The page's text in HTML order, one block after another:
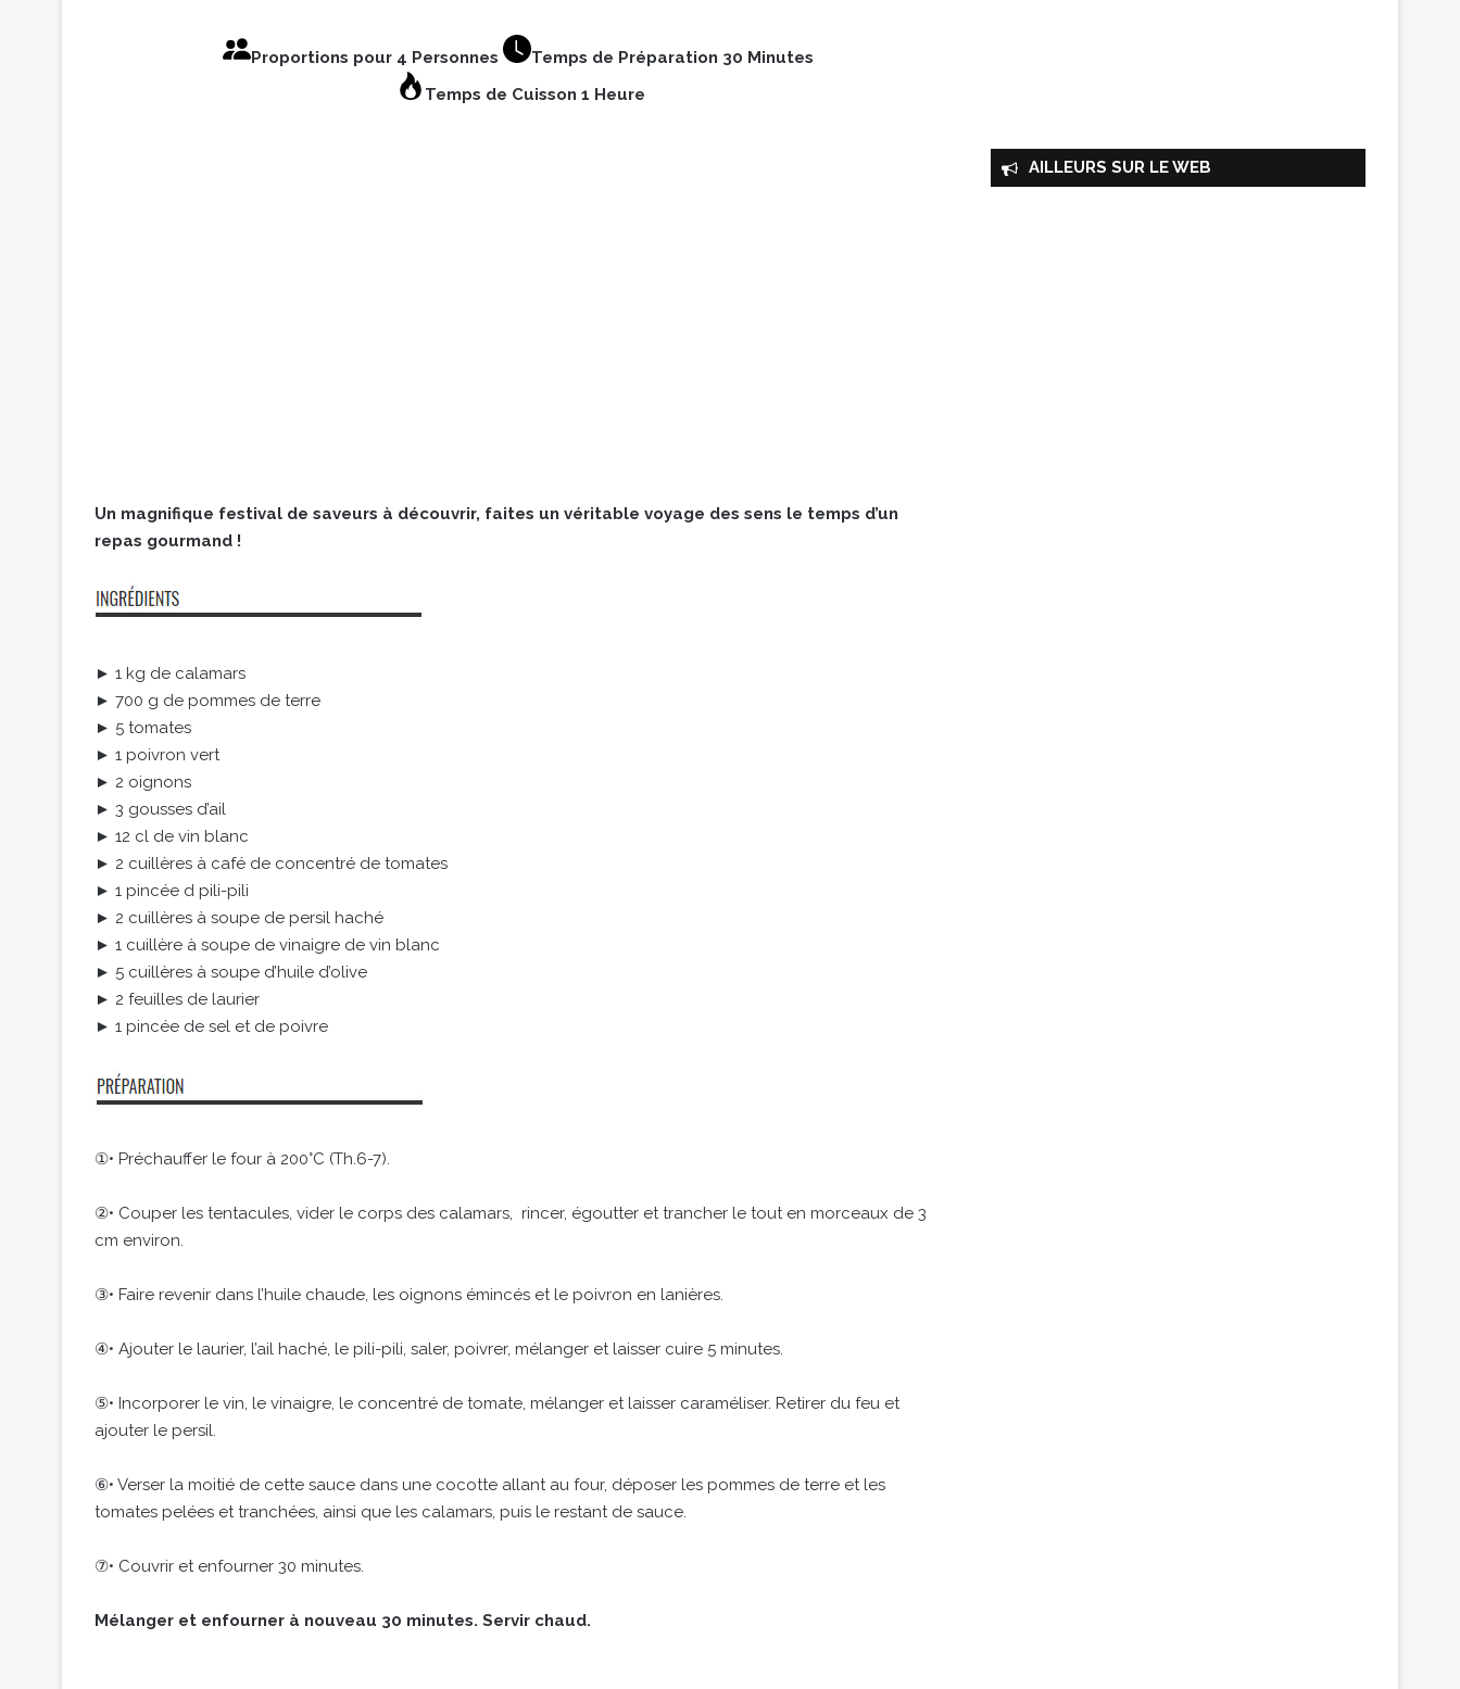
Proportions pour 4 Personnes
Temps de Préparation 30 Minutes
Temps de Cuisson 1 Heure
Un magnifique festival de saveurs à découvrir, faites un véritable voyage des sens le temps d’un
repas gourmand !
► 1 kg de calamars
► 700 g de pommes de terre
► 5 tomates
► 1 poivron vert
► 2 oignons
► 3 gousses d’ail
► 12 cl de vin blanc
► 2 cuillères à café de concentré de tomates
► 1 pincée d pili-pili
► 2 cuillères à soupe de persil haché
► 1 cuillère à soupe de vinaigre de vin blanc
► 5 cuillères à soupe d’huile d’olive
► 2 feuilles de laurier
► 1 pincée de sel et de poivre
①• Préchauffer le four à 200°C (Th.6-7).
②• Couper les tentacules, vider le corps des calamars, rincer, égoutter et trancher le tout en morceaux de 3
cm environ.
③• Faire revenir dans l’huile chaude, les oignons émincés et le poivron en lanières.
④• Ajouter le laurier, l’ail haché, le pili-pili, saler, poivrer, mélanger et laisser cuire 5 minutes.
⑤• Incorporer le vin, le vinaigre, le concentré de tomate, mélanger et laisser caraméliser. Retirer du feu et
ajouter le persil.
⑥• Verser la moitié de cette sauce dans une cocotte allant au four, déposer les pommes de terre et les
tomates pelées et tranchées, ainsi que les calamars, puis le restant de sauce.
⑦• Couvrir et enfourner 30 minutes.
Mélanger et enfourner à nouveau 30 minutes. Servir chaud.
AILLEURS SUR LE WEB